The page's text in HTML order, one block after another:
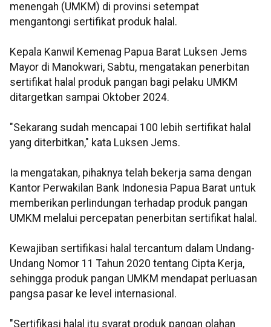
menengah (UMKM) di provinsi setempat
mengantongi sertifikat produk halal.
Kepala Kanwil Kemenag Papua Barat Luksen Jems
Mayor di Manokwari, Sabtu, mengatakan penerbitan
sertifikat halal produk pangan bagi pelaku UMKM
ditargetkan sampai Oktober 2024.
"Sekarang sudah mencapai 100 lebih sertifikat halal
yang diterbitkan," kata Luksen Jems.
Ia mengatakan, pihaknya telah bekerja sama dengan
Kantor Perwakilan Bank Indonesia Papua Barat untuk
memberikan perlindungan terhadap produk pangan
UMKM melalui percepatan penerbitan sertifikat halal.
Kewajiban sertifikasi halal tercantum dalam Undang-
Undang Nomor 11 Tahun 2020 tentang Cipta Kerja,
sehingga produk pangan UMKM mendapat perluasan
pangsa pasar ke level internasional.
"Sertifikasi halal itu syarat produk pangan olahan